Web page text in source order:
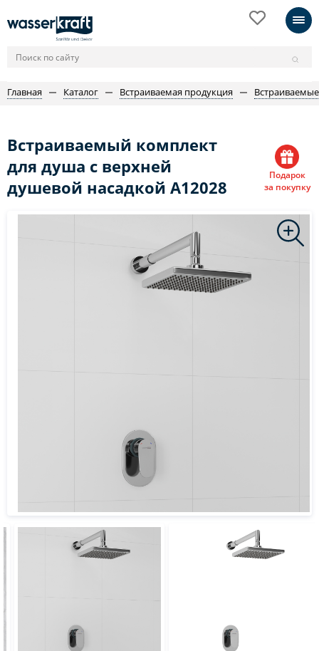
Главная Каталог Встраиваемая продукция
Встраиваемый комплект
для душа с верхней
душевой насадкой A12028
Подарок
за покупку